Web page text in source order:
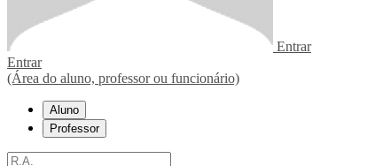
Entrar
Entrar
(Área do aluno, professor ou funcionário)
Aluno
Professor